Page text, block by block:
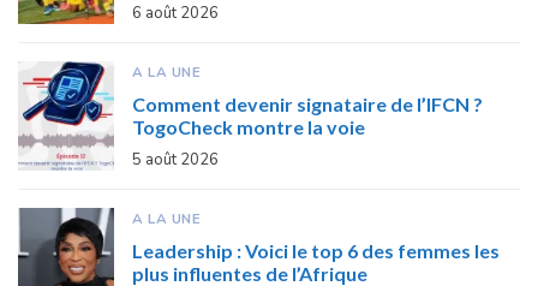
6 août 2026
A LA UNE
Comment devenir signataire de l’IFCN ?
TogoCheck montre la voie
5 août 2026
A LA UNE
Leadership : Voici le top 6 des femmes les
plus influentes de l’Afrique